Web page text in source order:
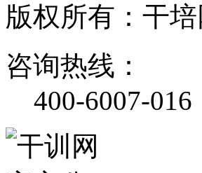
版权所有：干
咨询热线：
400-6007-016